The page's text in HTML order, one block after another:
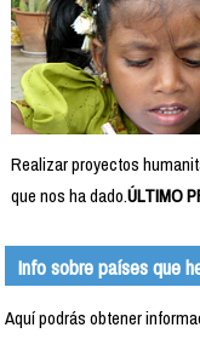
Realizar proyectos
que nos ha dado.ÚLTIMO
Info sobre países que
Aquí podrás obtener